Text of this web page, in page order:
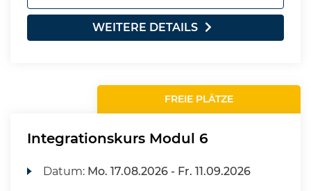
WEITERE DETAILS
FREIE PLÄTZE
Integrationskurs Modul 6
Datum: Mo. 17.08.2026 - Fr. 11.09.2026